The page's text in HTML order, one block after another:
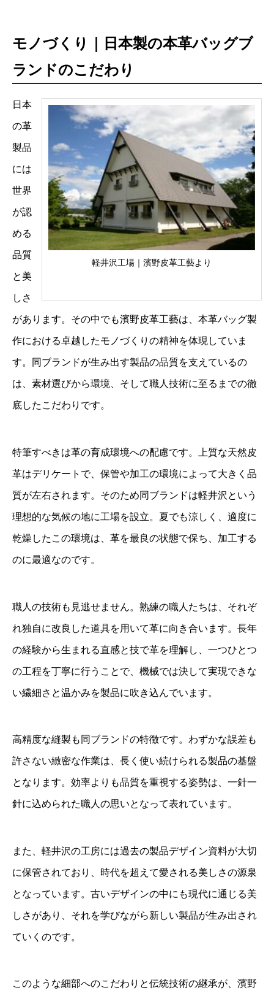
モノづくり｜日本製の本革バッグブ
ランドのこだわり
軽井沢工場｜濱野皮革工藝より
日本
の革
製品
には
世界
が認
める
品質
と美
しさ
があります。その中でも濱野皮革工藝は、本革バッグ製
作における卓越したモノづくりの精神を体現していま
す。同ブランドが生み出す製品の品質を支えているの
は、素材選びから環境、そして職人技術に至るまでの徹
底したこだわりです。
特筆すべきは革の育成環境への配慮です。上質な天然皮
革はデリケートで、保管や加工の環境によって大きく品
質が左右されます。そのため同ブランドは軽井沢という
理想的な気候の地に工場を設立。夏でも涼しく、適度に
乾燥したこの環境は、革を最良の状態で保ち、加工する
のに最適なのです。
職人の技術も見逃せません。熟練の職人たちは、それぞ
れ独自に改良した道具を用いて革に向き合います。長年
の経験から生まれる直感と技で革を理解し、一つひとつ
の工程を丁寧に行うことで、機械では決して実現できな
い繊細さと温かみを製品に吹き込んでいます。
高精度な縫製も同ブランドの特徴です。わずかな誤差も
許さない緻密な作業は、長く使い続けられる製品の基盤
となります。効率よりも品質を重視する姿勢は、一針一
針に込められた職人の思いとなって表れています。
また、軽井沢の工房には過去の製品デザイン資料が大切
に保管されており、時代を超えて愛される美しさの源泉
となっています。古いデザインの中にも現代に通じる美
しさがあり、それを学びながら新しい製品が生み出され
ていくのです。
このような細部へのこだわりと伝統技術の継承が、濱野